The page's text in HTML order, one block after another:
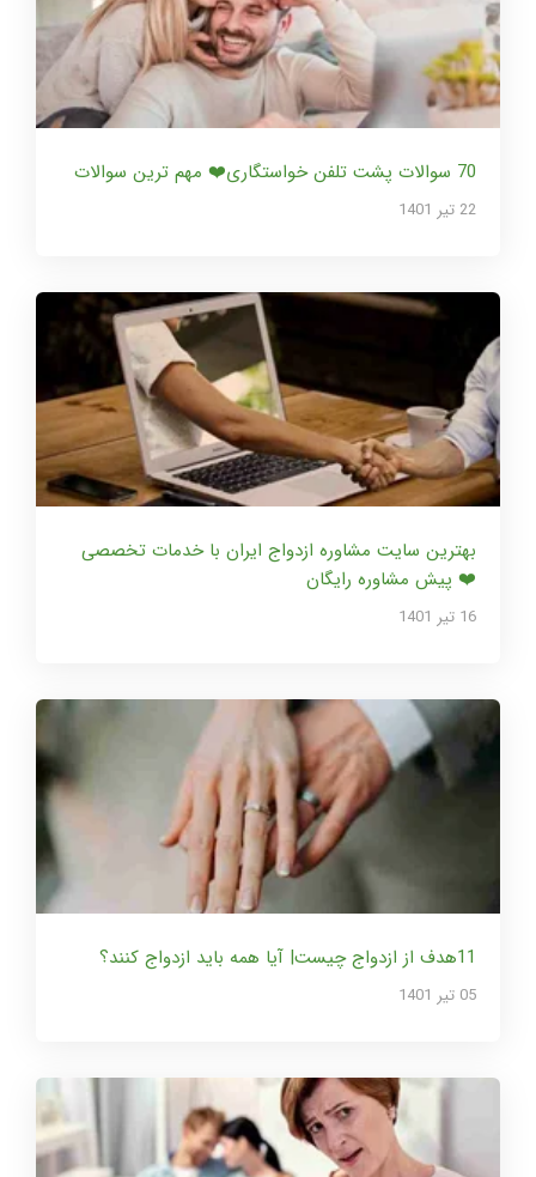
70 سوالات پشت تلفن خواستگاری❤️ مهم ترین سوالات
22 تير 1401
بهترین سایت مشاوره ازدواج ایران با خدمات تخصصی
❤️ پیش مشاوره رایگان
16 تير 1401
11هدف از ازدواج چیست| آیا همه باید ازدواج کنند؟
05 تير 1401